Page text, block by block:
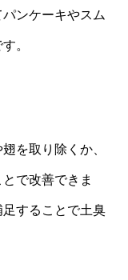
ンケーキやスム
。
を取り除くか、
で改善できま
することで土臭